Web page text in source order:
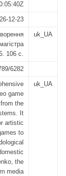
12-23
106 с.
uk_UA
6282
game
the
It
artistic
to
the
media
uk_UA